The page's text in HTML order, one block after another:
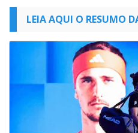
LEIA AQUI O RESUMO